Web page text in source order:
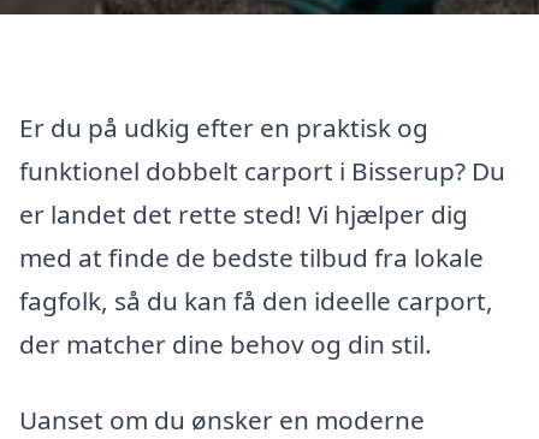
Er du på udkig efter en praktisk og
funktionel dobbelt carport i Bisserup? Du
er landet det rette sted! Vi hjælper dig
med at finde de bedste tilbud fra lokale
fagfolk, så du kan få den ideelle carport,
der matcher dine behov og din stil.
Uanset om du ønsker en moderne